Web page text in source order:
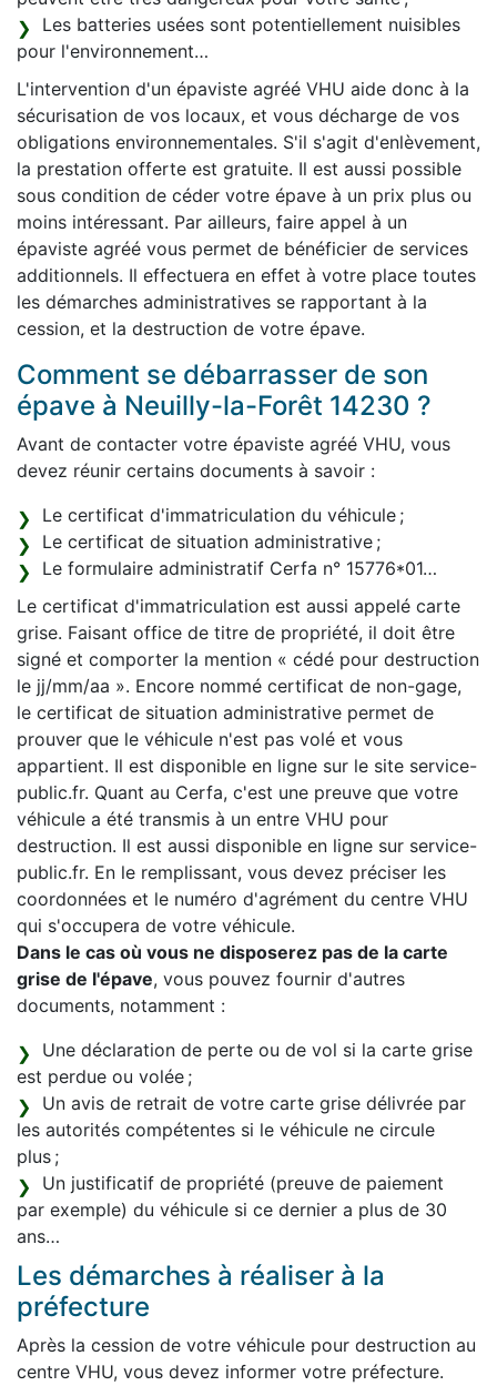
Les batteries usées sont potentiellement nuisibles
pour l'environnement…
L'intervention d'un épaviste agréé VHU aide donc à la
sécurisation de vos locaux, et vous décharge de vos
obligations environnementales. S'il s'agit d'enlèvement,
la prestation offerte est gratuite. Il est aussi possible
sous condition de céder votre épave à un prix plus ou
moins intéressant. Par ailleurs, faire appel à un
épaviste agréé vous permet de bénéficier de services
additionnels. Il effectuera en effet à votre place toutes
les démarches administratives se rapportant à la
cession, et la destruction de votre épave.
Comment se débarrasser de son
épave à Neuilly-la-Forêt 14230 ?
Avant de contacter votre épaviste agréé VHU, vous
devez réunir certains documents à savoir :
Le certificat d'immatriculation du véhicule ;
Le certificat de situation administrative ;
Le formulaire administratif Cerfa n° 15776*01…
Le certificat d'immatriculation est aussi appelé carte
grise. Faisant office de titre de propriété, il doit être
signé et comporter la mention « cédé pour destruction
le jj/mm/aa ». Encore nommé certificat de non-gage,
le certificat de situation administrative permet de
prouver que le véhicule n'est pas volé et vous
appartient. Il est disponible en ligne sur le site service-
public.fr. Quant au Cerfa, c'est une preuve que votre
véhicule a été transmis à un entre VHU pour
destruction. Il est aussi disponible en ligne sur service-
public.fr. En le remplissant, vous devez préciser les
coordonnées et le numéro d'agrément du centre VHU
qui s'occupera de votre véhicule.
Dans le cas où vous ne disposerez pas de la carte
grise de l'épave, vous pouvez fournir d'autres
documents, notamment :
Une déclaration de perte ou de vol si la carte grise
est perdue ou volée ;
Un avis de retrait de votre carte grise délivrée par
les autorités compétentes si le véhicule ne circule
plus ;
Un justificatif de propriété (preuve de paiement
par exemple) du véhicule si ce dernier a plus de 30
ans…
Les démarches à réaliser à la
préfecture
Après la cession de votre véhicule pour destruction au
centre VHU, vous devez informer votre préfecture.